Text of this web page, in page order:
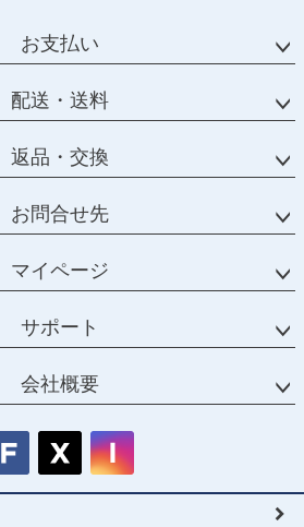
お支払い
配送・送料
返品・交換
お問合せ先
マイページ
サポート
会社概要